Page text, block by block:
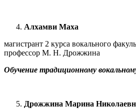
Алхамви Маха
магистрант 2 курса вокального
профессор М. Н. Дрожжина
Обучение традиционному
Дрожжина Марина